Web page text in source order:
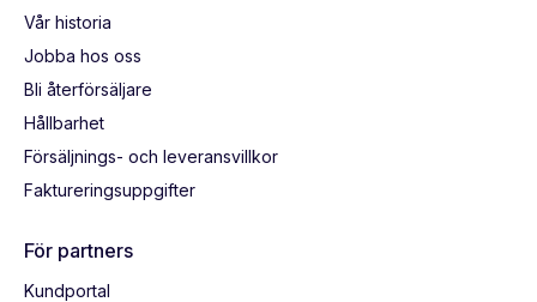
Vår historia
Jobba hos oss
Bli återförsäljare
Hållbarhet
Försäljnings- och leveransvillkor
Faktureringsuppgifter
För partners
Kundportal